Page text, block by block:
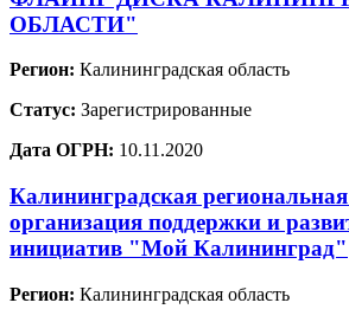
ОБЛАСТИ"
Регион: Калининградская область
Статус: Зарегистрированные
Дата ОГРН: 10.11.2020
Калининградская
организация поддержки и
инициатив "Мой Калининград"
Регион: Калининградская область